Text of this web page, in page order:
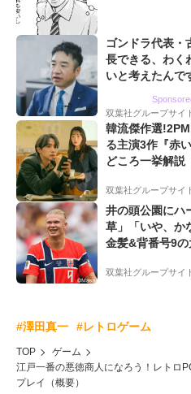
ゴンドラ代表・
長できる、わく
いと考えたんで
双葉社グループサイ
韓流傑作選
る主演3作『赤
どころ一挙解説
双葉社グループサイ
井の頭公園にハ
草」「いや、か
金髪&背番号9
ー”映像が話題!
双葉社グループサイ
#澤田真一 #レトロゲーム
TOP
ゲーム
江戸一番の悪徳商人になろう！レトロ
プレイ（概要）